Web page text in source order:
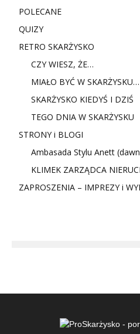
POLECANE
QUIZY
RETRO SKARŻYSKO
CZY WIESZ, ŻE…
MIAŁO BYĆ W SKARŻYSKU…
SKARŻYSKO KIEDYŚ I DZIŚ
TEGO DNIA W SKARŻYSKU
STRONY i BLOGI
Ambasada Stylu Anett
KLIMEK ZARZĄDCA
ZAPROSZENIA – IMPREZY i